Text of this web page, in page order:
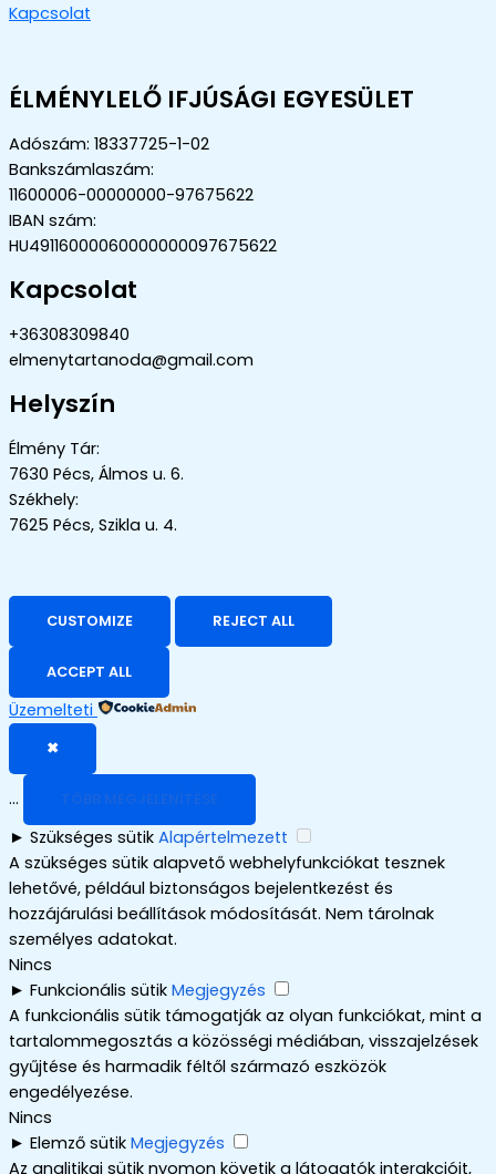
Kapcsolat
ÉLMÉNYLELŐ IFJÚSÁGI EGYESÜLET
Adószám: 18337725-1-02
Bankszámlaszám:
11600006-00000000-97675622
IBAN szám:
HU49116000060000000097675622
Kapcsolat
+36308309840
elmenytartanoda@gmail.com
Helyszín
Élmény Tár:
7630 Pécs, Álmos u. 6.
Székhely:
7625 Pécs, Szikla u. 4.
CUSTOMIZE REJECT ALL
ACCEPT ALL
Üzemelteti
✖
... TÖBB MEGJELENÍTÉSE
► Szükséges sütik Alapértelmezett
A szükséges sütik alapvető webhelyfunkciókat tesznek
lehetővé, például biztonságos bejelentkezést és
hozzájárulási beállítások módosítását. Nem tárolnak
személyes adatokat.
Nincs
► Funkcionális sütik Megjegyzés
A funkcionális sütik támogatják az olyan funkciókat, mint a
tartalommegosztás a közösségi médiában, visszajelzések
gyűjtése és harmadik féltől származó eszközök
engedélyezése.
Nincs
► Elemző sütik Megjegyzés
Az analitikai sütik nyomon követik a látogatók interakcióit,